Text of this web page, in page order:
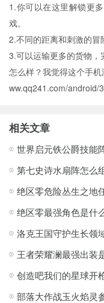
1.你可以在这里解锁更
戏。
2.不同的距离和刺激的冒
3.可以运输更多的货物，
怎么样？我觉得这个手
ww.qq241.com/android/
相关文章
第七史诗水扇阵怎么
绝区零最强角色是什